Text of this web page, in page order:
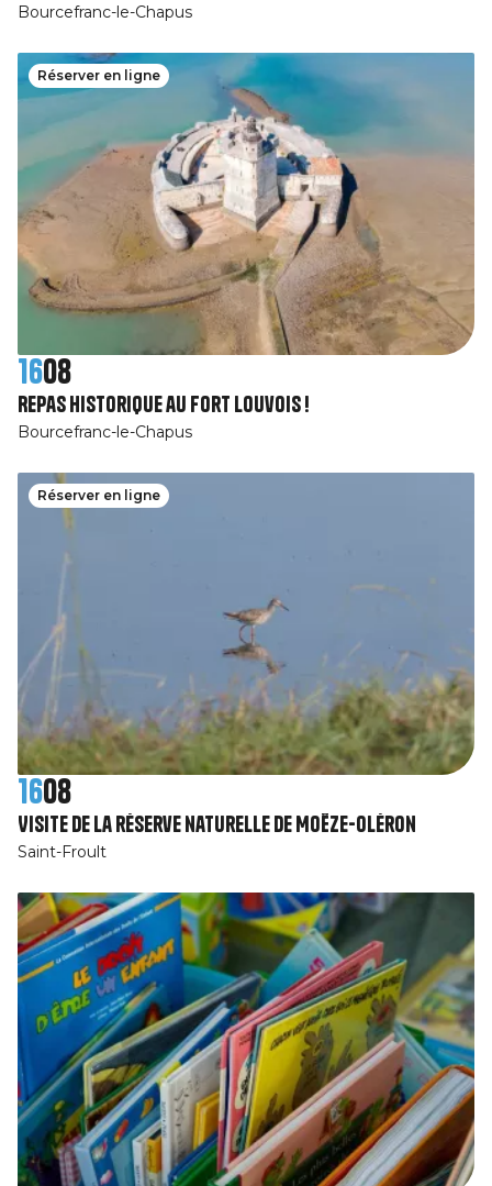
Bourcefranc-le-Chapus
Réserver en ligne
1608
Repas historique au Fort Louvois !
Bourcefranc-le-Chapus
Réserver en ligne
1608
Visite de la réserve naturelle de Moëze-Oléron
Saint-Froult